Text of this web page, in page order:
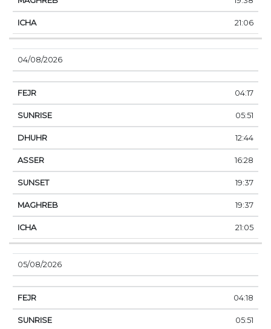
21:06
04/08/2026
04:17
05:51
12:44
16:28
19:37
19:37
21:05
05/08/2026
04:18
05:51